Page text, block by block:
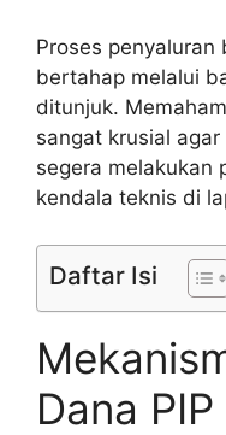
Proses penyaluran
bertahap melalui
ditunjuk.
sangat krusial
segera melakukan
kendala teknis di
Daftar Isi
Dana